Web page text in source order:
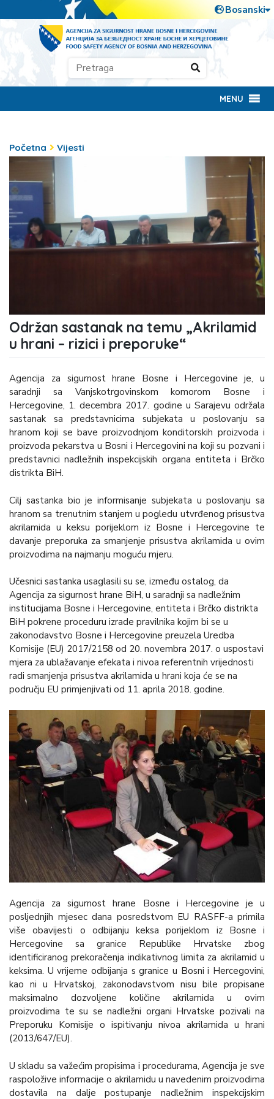
MENU
Početna Vijesti
Održan sastanak na temu „Akrilamid
u hrani – rizici i preporuke“
Agencija za sigurnost hrane Bosne i Hercegovine je, u
saradnji sa Vanjskotrgovinskom komorom Bosne i
Hercegovine, 1. decembra 2017. godine u Sarajevu održala
sastanak sa predstavnicima subjekata u poslovanju sa
hranom koji se bave proizvodnjom konditorskih proizvoda i
proizvoda pekarstva u Bosni i Hercegovini na koji su pozvani i
predstavnici nadležnih inspekcijskih organa entiteta i Brčko
distrikta BiH.
Cilj sastanka bio je informisanje subjekata u poslovanju sa
hranom sa trenutnim stanjem u pogledu utvrđenog prisustva
akrilamida u keksu porijeklom iz Bosne i Hercegovine te
davanje preporuka za smanjenje prisustva akrilamida u ovim
proizvodima na najmanju moguću mjeru.
Učesnici sastanka usaglasili su se, između ostalog, da
Agencija za sigurnost hrane BiH, u saradnji sa nadležnim
institucijama Bosne i Hercegovine, entiteta i Brčko distrikta
BiH pokrene proceduru izrade pravilnika kojim bi se u
zakonodavstvo Bosne i Hercegovine preuzela Uredba
Komisije (EU) 2017/2158 оd 20. novembra 2017. o uspostavi
mjera za ublažavanje efekata i nivoa referentnih vrijednosti
radi smanjenja prisustva akrilamida u hrani koja će se na
području EU primjenjivati od 11. aprila 2018. godine.
Agencija za sigurnost hrane Bosne i Hercegovine je u
posljednjih mjesec dana posredstvom EU RASFF-a primila
više obavijesti o odbijanju keksa porijeklom iz Bosne i
Hercegovine sa granice Republike Hrvatske zbog
identificiranog prekoračenja indikativnog limita za akrilamid u
keksima. U vrijeme odbijanja s granice u Bosni i Hercegovini,
kao ni u Hrvatskoj, zakonodavstvom nisu bile propisane
maksimalno dozvoljene količine akrilamida u ovim
proizvodima te su se nadležni organi Hrvatske pozivali na
Preporuku Komisije o ispitivanju nivoa akrilamida u hrani
(2013/647/EU).
U skladu sa važećim propisima i procedurama, Agencija je sve
raspoložive informacije o akrilamidu u navedenim proizvodima
dostavila na dalje postupanje nadležnim inspekcijskim